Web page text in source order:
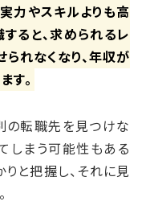
力やスキルよりも高
ると、求められるレ
れなくなり、年収が
す。
の転職先を見つけな
しまう可能性もある
と把握し、それに見